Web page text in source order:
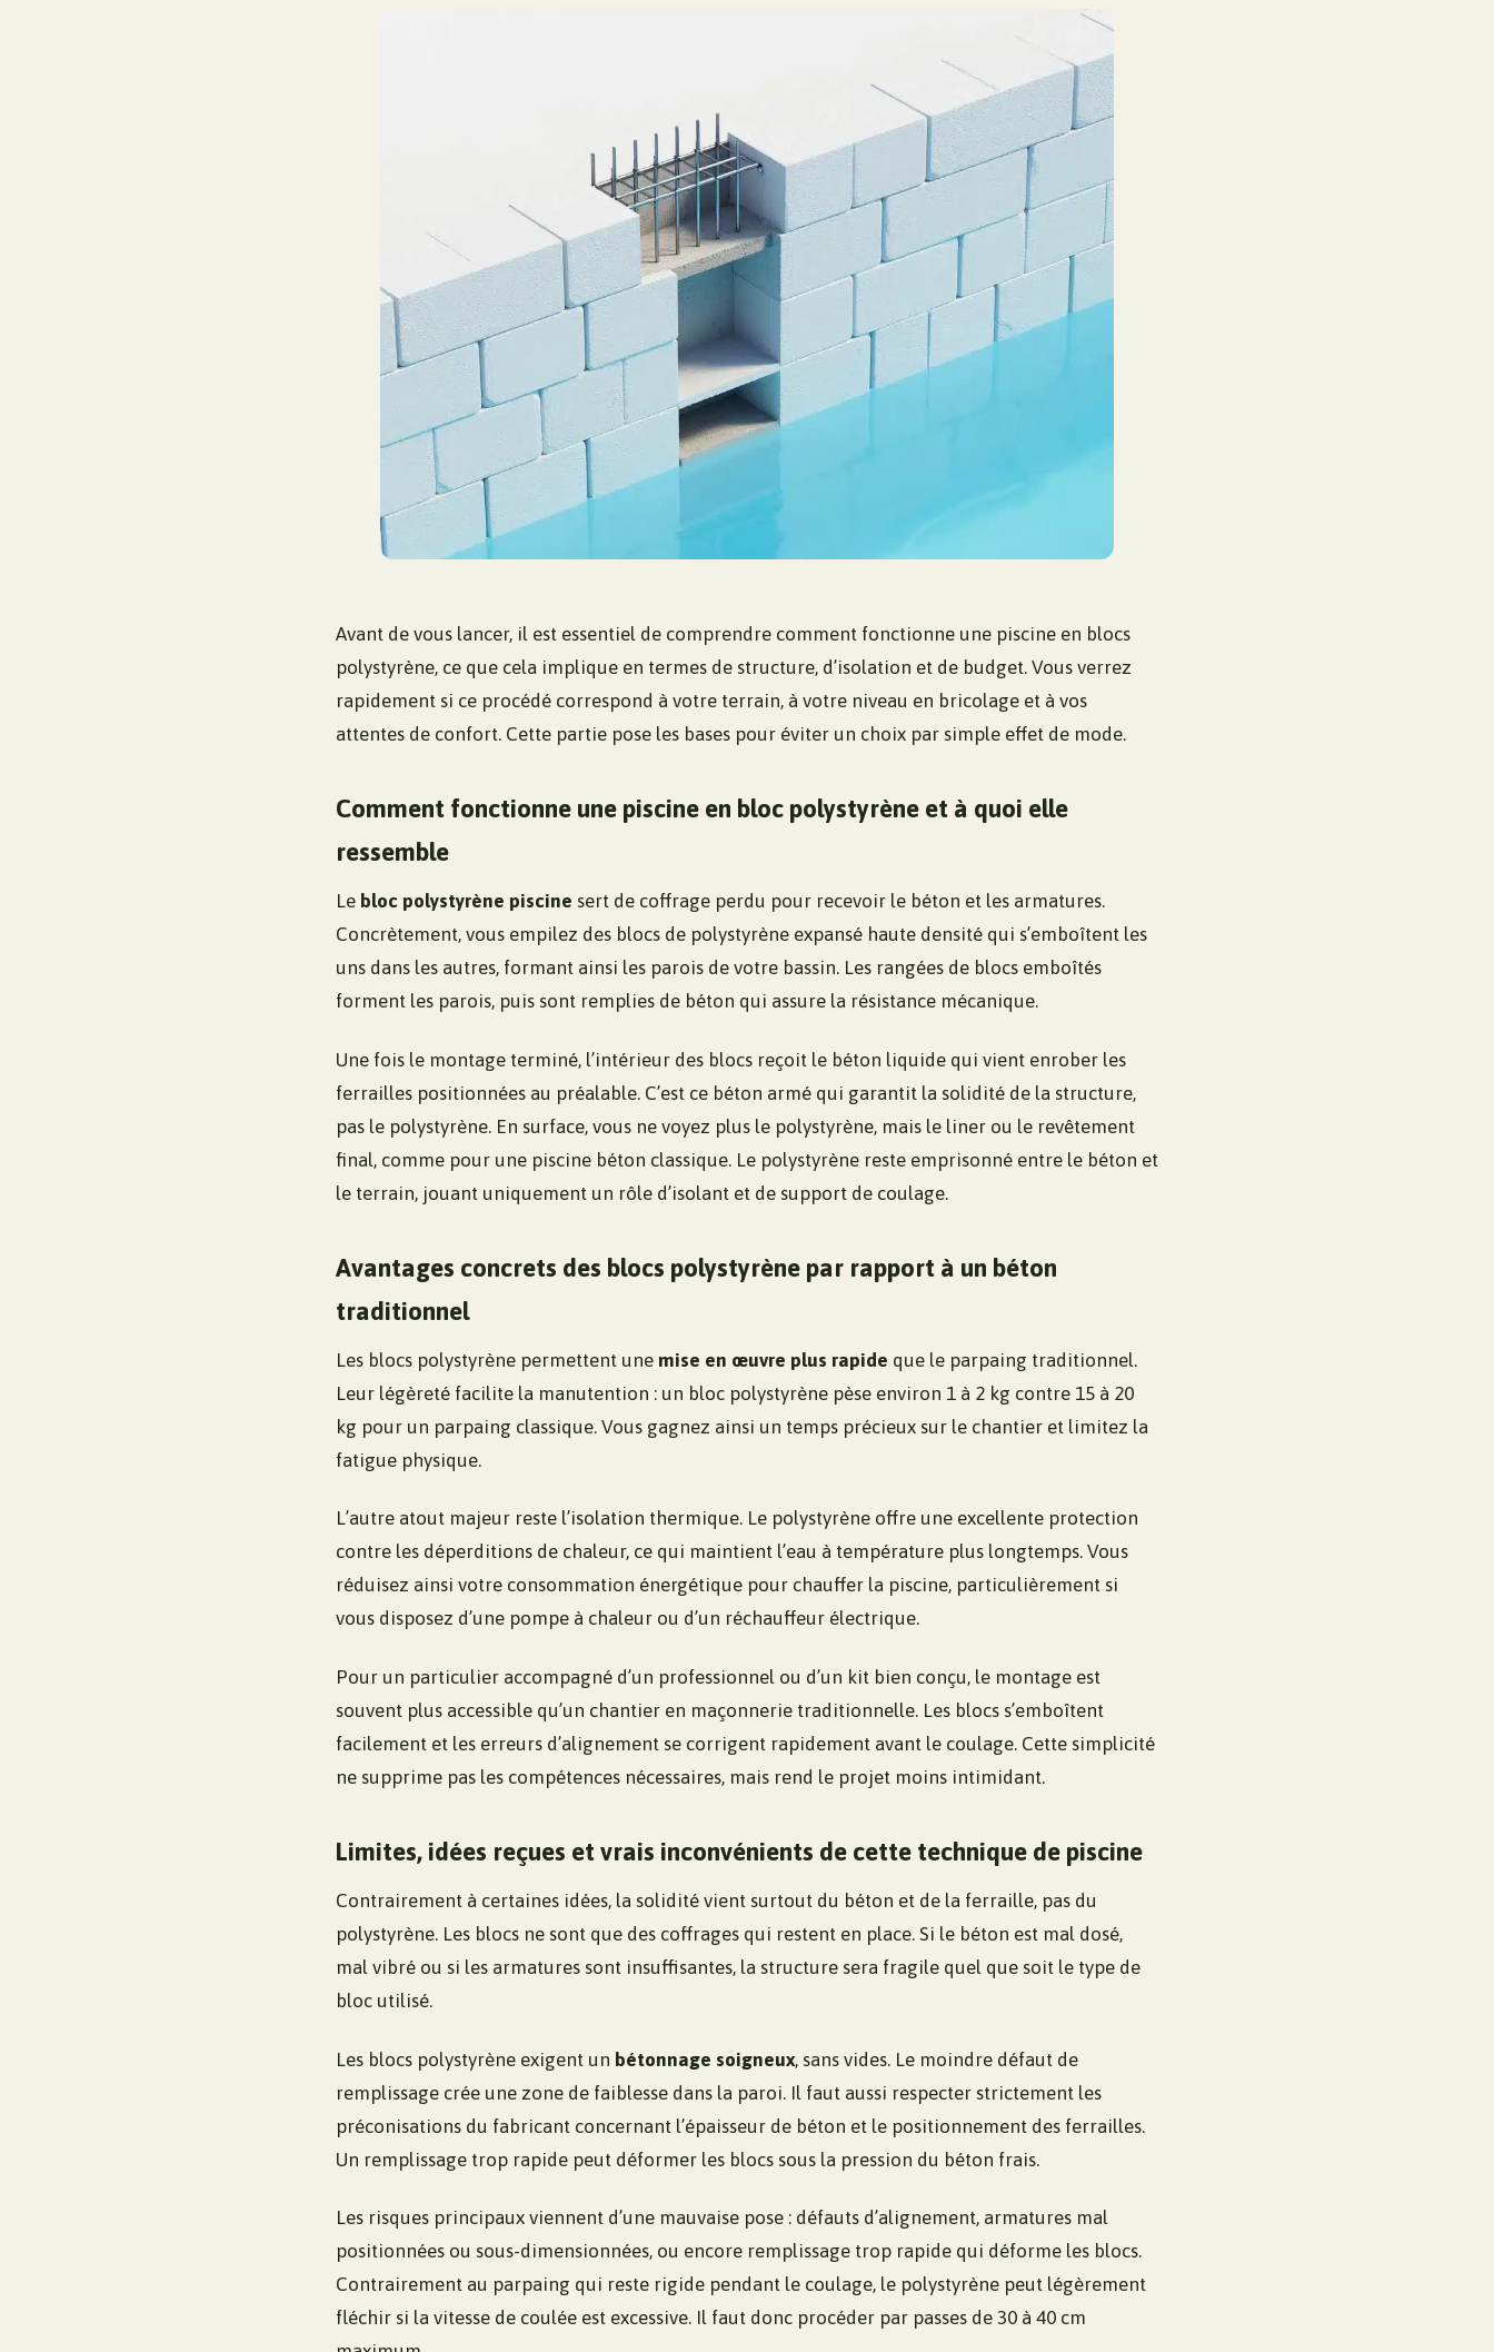
Avant de vous lancer, il est essentiel de comprendre comment fonctionne une piscine en blocs
polystyrène, ce que cela implique en termes de structure, d’isolation et de budget. Vous verrez
rapidement si ce procédé correspond à votre terrain, à votre niveau en bricolage et à vos
attentes de confort. Cette partie pose les bases pour éviter un choix par simple effet de mode.
Comment fonctionne une piscine en bloc polystyrène et à quoi elle
ressemble
Le bloc polystyrène piscine sert de coffrage perdu pour recevoir le béton et les armatures.
Concrètement, vous empilez des blocs de polystyrène expansé haute densité qui s’emboîtent les
uns dans les autres, formant ainsi les parois de votre bassin. Les rangées de blocs emboîtés
forment les parois, puis sont remplies de béton qui assure la résistance mécanique.
Une fois le montage terminé, l’intérieur des blocs reçoit le béton liquide qui vient enrober les
ferrailles positionnées au préalable. C’est ce béton armé qui garantit la solidité de la structure,
pas le polystyrène. En surface, vous ne voyez plus le polystyrène, mais le liner ou le revêtement
final, comme pour une piscine béton classique. Le polystyrène reste emprisonné entre le béton et
le terrain, jouant uniquement un rôle d’isolant et de support de coulage.
Avantages concrets des blocs polystyrène par rapport à un béton
traditionnel
Les blocs polystyrène permettent une mise en œuvre plus rapide que le parpaing traditionnel.
Leur légèreté facilite la manutention : un bloc polystyrène pèse environ 1 à 2 kg contre 15 à 20
kg pour un parpaing classique. Vous gagnez ainsi un temps précieux sur le chantier et limitez la
fatigue physique.
L’autre atout majeur reste l’isolation thermique. Le polystyrène offre une excellente protection
contre les déperditions de chaleur, ce qui maintient l’eau à température plus longtemps. Vous
réduisez ainsi votre consommation énergétique pour chauffer la piscine, particulièrement si
vous disposez d’une pompe à chaleur ou d’un réchauffeur électrique.
Pour un particulier accompagné d’un professionnel ou d’un kit bien conçu, le montage est
souvent plus accessible qu’un chantier en maçonnerie traditionnelle. Les blocs s’emboîtent
facilement et les erreurs d’alignement se corrigent rapidement avant le coulage. Cette simplicité
ne supprime pas les compétences nécessaires, mais rend le projet moins intimidant.
Limites, idées reçues et vrais inconvénients de cette technique de piscine
Contrairement à certaines idées, la solidité vient surtout du béton et de la ferraille, pas du
polystyrène. Les blocs ne sont que des coffrages qui restent en place. Si le béton est mal dosé,
mal vibré ou si les armatures sont insuffisantes, la structure sera fragile quel que soit le type de
bloc utilisé.
Les blocs polystyrène exigent un bétonnage soigneux, sans vides. Le moindre défaut de
remplissage crée une zone de faiblesse dans la paroi. Il faut aussi respecter strictement les
préconisations du fabricant concernant l’épaisseur de béton et le positionnement des ferrailles.
Un remplissage trop rapide peut déformer les blocs sous la pression du béton frais.
Les risques principaux viennent d’une mauvaise pose : défauts d’alignement, armatures mal
positionnées ou sous-dimensionnées, ou encore remplissage trop rapide qui déforme les blocs.
Contrairement au parpaing qui reste rigide pendant le coulage, le polystyrène peut légèrement
fléchir si la vitesse de coulée est excessive. Il faut donc procéder par passes de 30 à 40 cm